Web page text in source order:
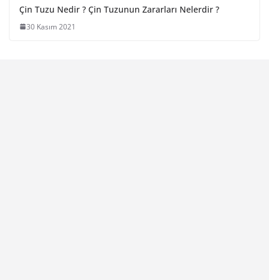
Çin Tuzu Nedir ? Çin Tuzunun Zararları Nelerdir ?
30 Kasım 2021